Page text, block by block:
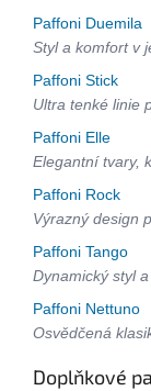
Paffoni Duemila
Styl a komfort v
Paffoni Stick
Ultra tenké linie
Paffoni Elle
Elegantní tvary,
Paffoni Rock
Výrazný design
Paffoni Tango
Dynamický styl
Paffoni Nettuno
Osvědčená
Doplňkové